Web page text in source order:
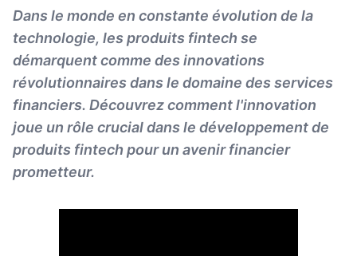
Dans le monde en constante évolution de la
technologie, les produits fintech se
démarquent comme des innovations
révolutionnaires dans le domaine des services
financiers. Découvrez comment l'innovation
joue un rôle crucial dans le développement de
produits fintech pour un avenir financier
prometteur.